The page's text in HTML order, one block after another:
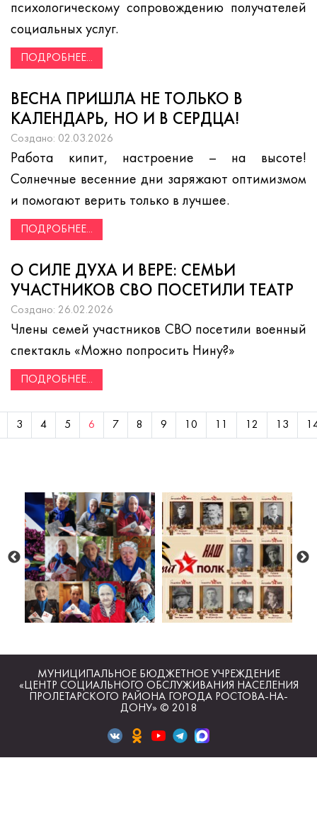
психологическому сопровождению получателей
социальных услуг.
ПОДРОБНЕЕ...
ВЕСНА ПРИШЛА НЕ ТОЛЬКО В
КАЛЕНДАРЬ, НО И В СЕРДЦА!
Создано: 02.03.2026
Работа кипит, настроение – на высоте!
Солнечные весенние дни заряжают оптимизмом
и помогают верить только в лучшее.
ПОДРОБНЕЕ...
О СИЛЕ ДУХА И ВЕРЕ: СЕМЬИ
УЧАСТНИКОВ СВО ПОСЕТИЛИ ТЕАТР
Создано: 26.02.2026
Члены семей участников СВО посетили военный
спектакль «Можно попросить Нину?»
ПОДРОБНЕЕ...
3 4 5 6 7 8 9 10 12 13
МУНИЦИПАЛЬНОЕ БЮДЖЕТНОЕ УЧРЕЖДЕНИЕ
«ЦЕНТР СОЦИАЛЬНОГО ОБСЛУЖИВАНИЯ НАСЕЛЕНИЯ
ПРОЛЕТАРСКОГО РАЙОНА ГОРОДА РОСТОВА-НА-
ДОНУ» © 2018